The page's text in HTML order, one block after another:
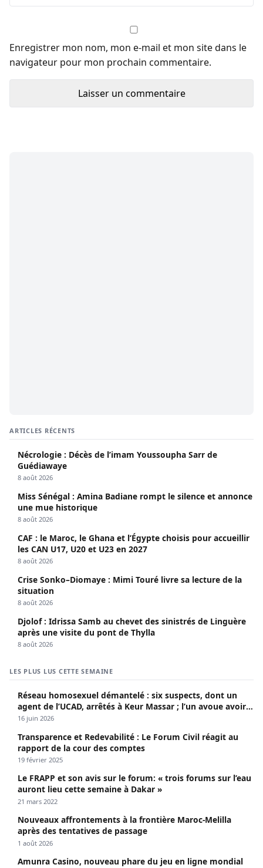
Enregistrer mon nom, mon e-mail et mon site dans le
navigateur pour mon prochain commentaire.
ARTICLES RÉCENTS
Nécrologie : Décès de l’imam Youssoupha Sarr de
Guédiawaye
8 août 2026
Miss Sénégal : Amina Badiane rompt le silence et annonce
une mue historique
8 août 2026
CAF : le Maroc, le Ghana et l’Égypte choisis pour accueillir
les CAN U17, U20 et U23 en 2027
8 août 2026
Crise Sonko–Diomaye : Mimi Touré livre sa lecture de la
situation
8 août 2026
Djolof : Idrissa Samb au chevet des sinistrés de Linguère
après une visite du pont de Thylla
8 août 2026
LES PLUS LUS CETTE SEMAINE
Réseau homosexuel démantelé : six suspects, dont un
agent de l’UCAD, arrêtés à Keur Massar ; l’un avoue avoir
propagé le VIH depuis 2018
16 juin 2026
Transparence et Redevabilité : Le Forum Civil réagit au
rapport de la cour des comptes
19 février 2025
Le FRAPP et son avis sur le forum: « trois forums sur l’eau
auront lieu cette semaine à Dakar »
21 mars 2022
Nouveaux affrontements à la frontière Maroc-Melilla
après des tentatives de passage
1 août 2026
Amunra Casino, nouveau phare du jeu en ligne mondial